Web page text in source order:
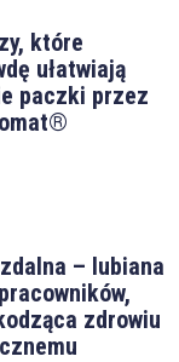
które
ułatwiają
paczki przez
– lubiana
zdrowiu